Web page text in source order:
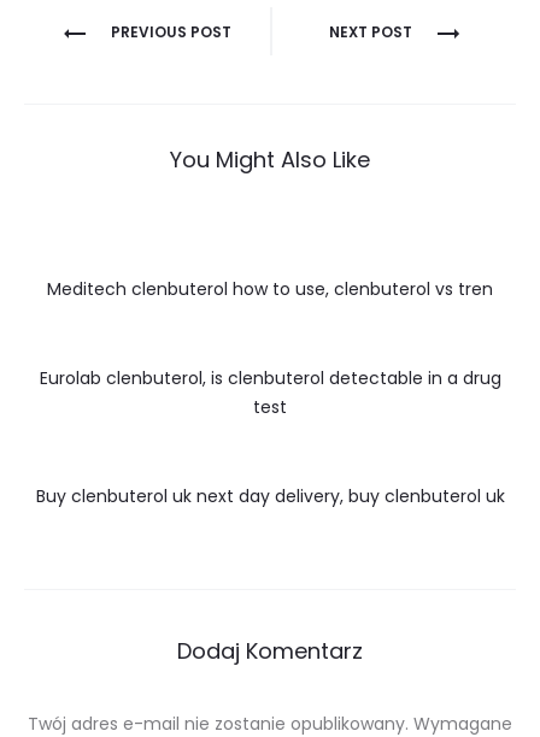
Nawigacja
PREVIOUS POST NEXT POST
You Might Also Like
Meditech clenbuterol how to use, clenbuterol vs tren
Eurolab clenbuterol, is clenbuterol detectable in a drug
test
Buy clenbuterol uk next day delivery, buy clenbuterol uk
Dodaj Komentarz
Twój adres e-mail nie zostanie opublikowany. Wymagane